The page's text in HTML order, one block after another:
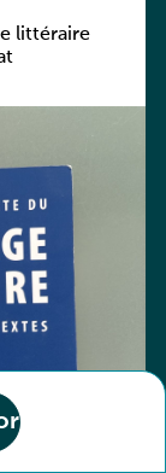
littéraire